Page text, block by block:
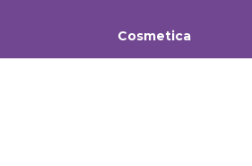
Cosmetica